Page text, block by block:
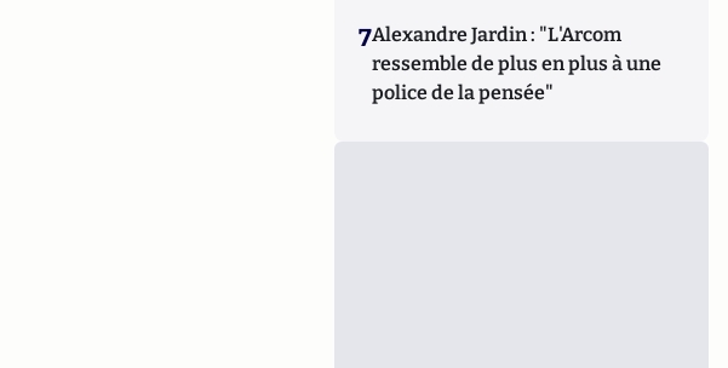
7Alexandre Jardin : "L'Arcom
ressemble de plus en plus à une
police de la pensée"